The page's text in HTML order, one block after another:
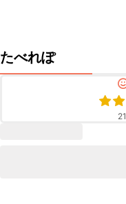
たべれぽ
21